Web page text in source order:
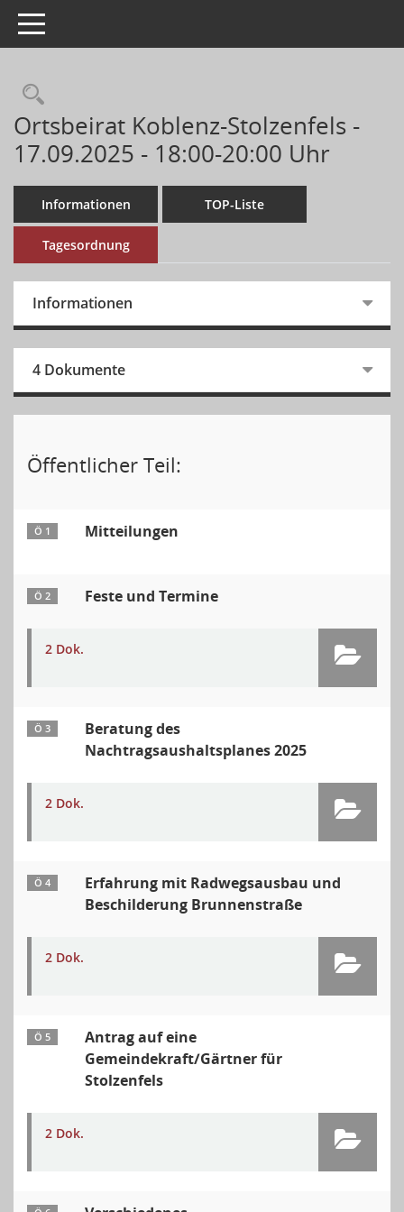
Toggle navigation
Ortsbeirat Koblenz-Stolzenfels -
17.09.2025 - 18:00-20:00 Uhr
Informationen TOP-Liste
Tagesordnung
Informationen
4 Dokumente
Öffentlicher Teil:
Ö 1 Mitteilungen
Ö 2 Feste und Termine
2 Dok.
Ö 3
Beratung des
Nachtragsaushaltsplanes 2025
2 Dok.
Ö 4
Erfahrung mit Radwegsausbau und
Beschilderung Brunnenstraße
2 Dok.
Ö 5
Antrag auf eine
Gemeindekraft/Gärtner für
Stolzenfels
2 Dok.